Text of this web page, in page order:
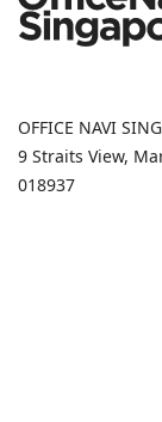
OFFICE NAVI
9 Straits View,
018937